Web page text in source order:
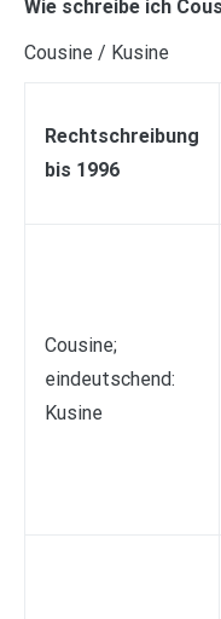
Wie schreibe ich
Cousine / Kusine
Rechtschreibung
bis 1996
Cousine;
eindeutschend:
Kusine